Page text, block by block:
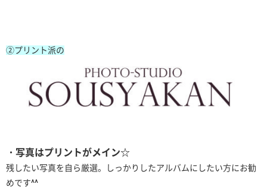
②プリント派の
・写真はプリントがメイン☆
残したい写真を自ら厳選。しっかりしたアルバムにしたい方にお勧
めです^^